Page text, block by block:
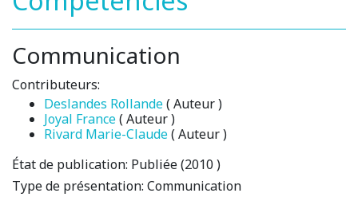
Communication
Contributeurs:
Deslandes Rollande( Auteur )
Joyal France( Auteur )
Rivard Marie-Claude( Auteur )
État de publication: Publiée (2010 )
Type de présentation: Communication